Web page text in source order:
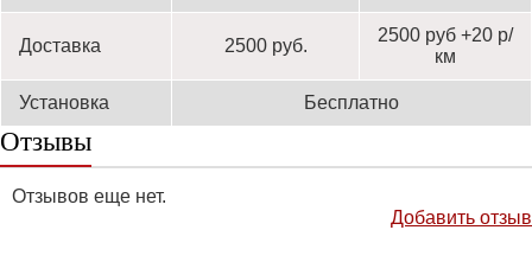
Доставка 2500 руб.
2500 руб +20 р/
км
Установка Бесплатно
Отзывы
Отзывов еще нет.
Добавить отзыв